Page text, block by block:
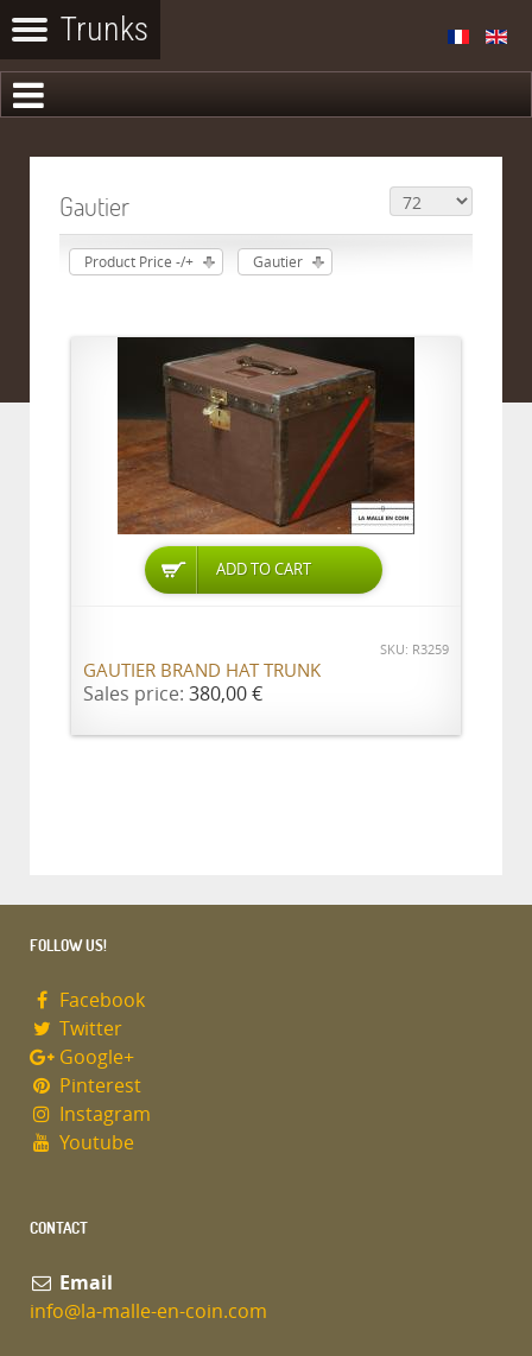
Gautier
Product Price -/+ Gautier
ADD TO CART
SKU: R3259
GAUTIER BRAND HAT TRUNK
Sales price: 380,00 €
FOLLOW US!
Facebook
Twitter
Google+
Pinterest
Instagram
Youtube
CONTACT
Email
info@la-malle-en-coin.com